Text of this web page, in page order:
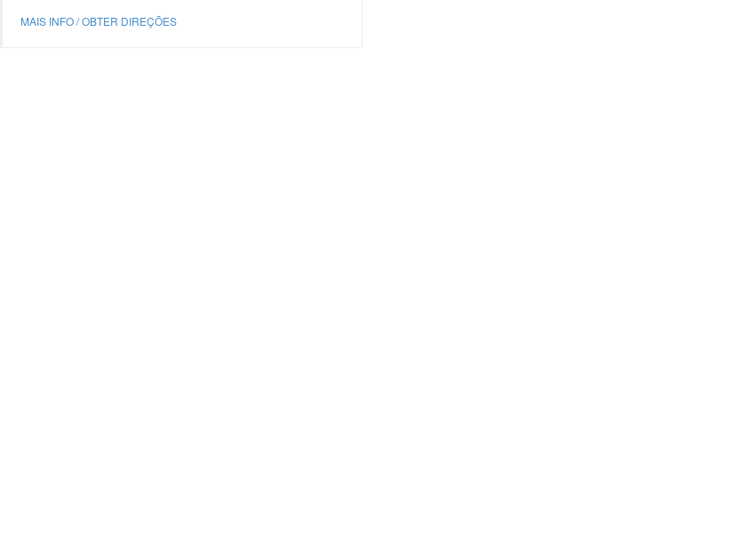
MAIS INFO / OBTER DIREÇÕES